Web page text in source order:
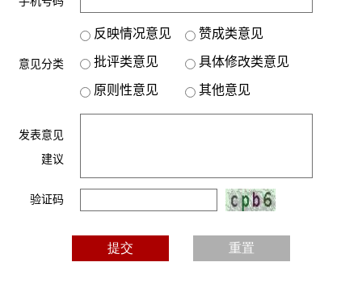
意见分类
反映情况意见
赞成类意见
批评类意见
具体修改类意见
原则性意见
其他意见
发表意见
建议
验证码